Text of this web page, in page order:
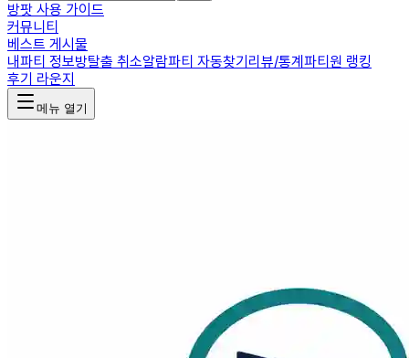
방팟 사용 가이드
커뮤니티
베스트 게시물
내파티 정보방탈출 취소알람파티 자동찾기리뷰/통계파티원 랭킹
후기 라운지
메뉴 열기